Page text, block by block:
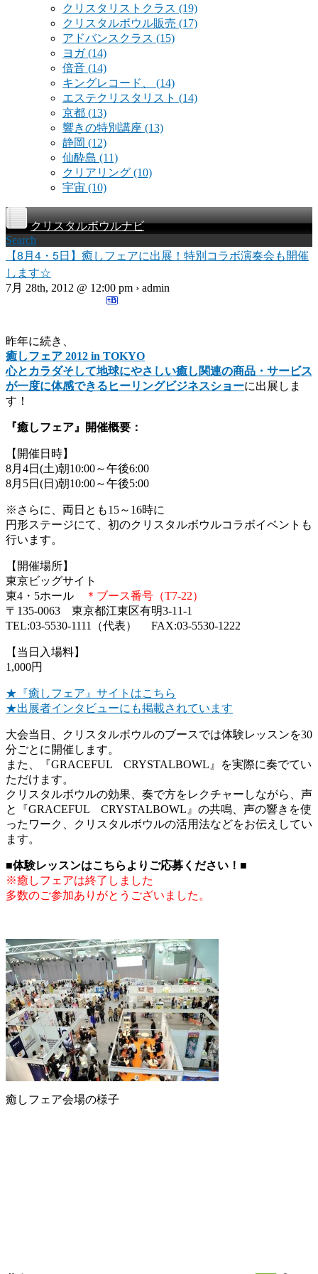
クリスタリストクラス (19)
クリスタルボウル販売 (17)
アドバンスクラス (15)
ヨガ(14)
倍音 (14)
キングレコード、 (14)
エステクリスタリスト (14)
京都 (13)
響きの特別講座 (13)
静岡 (12)
仙酔島 (11)
クリアリング (10)
宇宙 (10)
クリスタルボウルナビ
Search
【8月4・5日】癒しフェアに出展！特別コラボ演奏会も開催
します☆
7月 28th, 2012 @ 12:00 pm › admin
昨年に続き、
癒しフェア 2012 in TOKYO
心とカラダそして地球にやさしい癒し関連の商品・サービス
が一度に体感できるヒーリングビジネスショーに出展しま
す！
『癒しフェア』開催概要：
【開催日時】
8月4日(土)朝10:00～午後6:00
8月5日(日)朝10:00～午後5:00
※さらに、両日とも15～16時に
円形ステージにて、初のクリスタルボウルコラボイベントも
行います。
【開催場所】
東京ビッグサイト
東4・5ホール
＊ブース番号（T7-22）
〒135-0063 東京都江東区有明3-11-1
TEL:03-5530-1111（代表） FAX:03-5530-1222
【当日入場料】
1,000円
★『癒しフェア』サイトはこちら
★出展者インタビューにも掲載されています
大会当日、クリスタルボウルのブースでは体験レッスンを30
分ごとに開催します。
また、『GRACEFUL CRYSTALBOWL』を実際に奏でてい
ただけます。
クリスタルボウルの効果、奏で方をレクチャーしながら、声
と『GRACEFUL CRYSTALBOWL』の共鳴、声の響きを使
ったワーク、クリスタルボウルの活用法などをお伝えしてい
ます。
■体験レッスンはこちらよりご応募ください！■
※癒しフェアは終了しました
多数のご参加ありがとうございました。
癒しフェア会場の様子